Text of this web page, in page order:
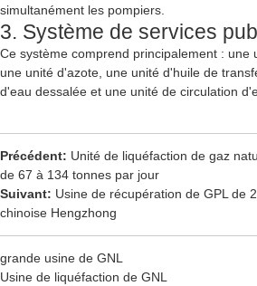
simultanément les pompiers.
3. Système de services
Ce système comprend principalement : une
une unité d'azote, une unité d'huile de
d'eau dessalée et une unité de circulation
Précédent: Unité de liquéfaction de gaz
de 67 à 134 tonnes par jour
Suivant: Usine de récupération de GPL de
chinoise Hengzhong
grande usine de GNL
Usine de liquéfaction de GNL